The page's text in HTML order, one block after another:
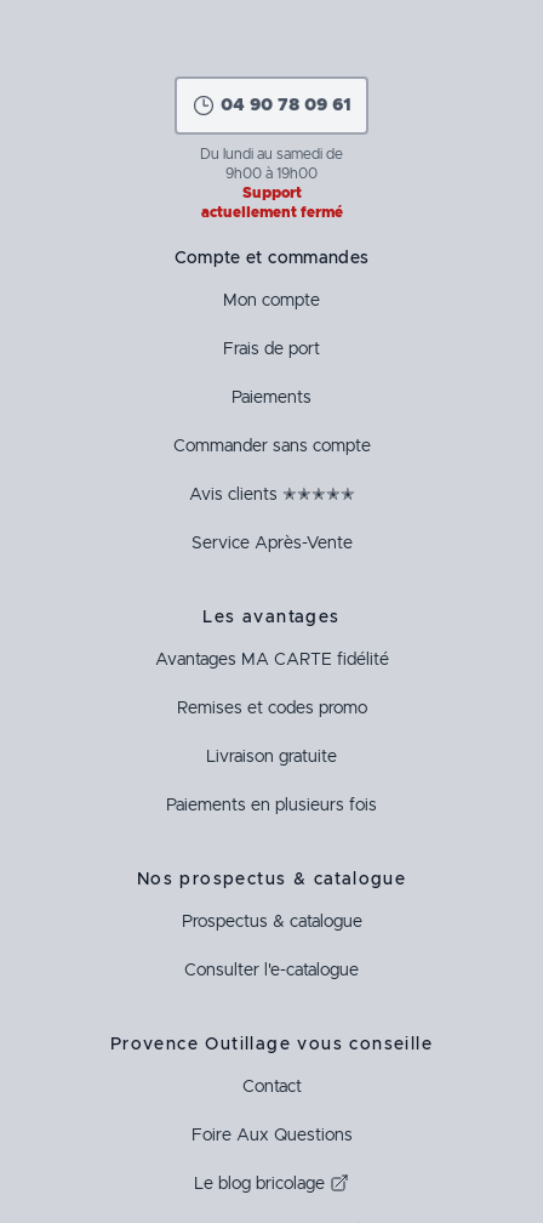
04 90 78 09 61
Du lundi au samedi de
9h00 à 19h00
Support
actuellement fermé
Compte et commandes
Mon compte
Frais de port
Paiements
Commander sans compte
Avis clients ✭✭✭✭✭
Service Après-Vente
Les avantages
Avantages MA CARTE fidélité
Remises et codes promo
Livraison gratuite
Paiements en plusieurs fois
Nos prospectus & catalogue
Prospectus & catalogue
Consulter l'e-catalogue
Provence Outillage vous conseille
Contact
Foire Aux Questions
Le blog bricolage